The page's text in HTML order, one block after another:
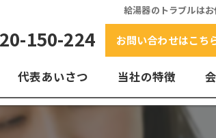
給湯器のトラブルは
150-224 お問い合わせはこち
代表あいさつ 当社の特徴